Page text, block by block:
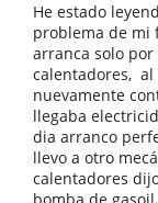
He estado
problema de mi
arranca solo
calentadores, al
nuevamente
llegaba
dia arranco
llevo a otro
calentadores